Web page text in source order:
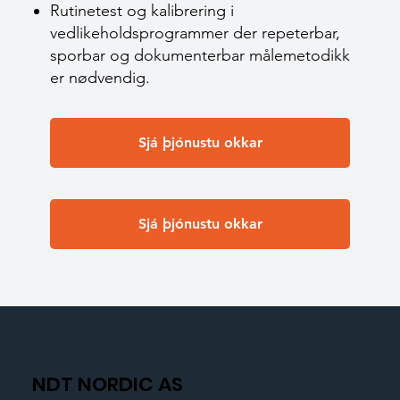
Rutinetest og kalibrering i
vedlikeholdsprogrammer der repeterbar,
sporbar og dokumenterbar målemetodikk
er nødvendig.
Sjá þjónustu okkar
Sjá þjónustu okkar
NDT NORDIC AS